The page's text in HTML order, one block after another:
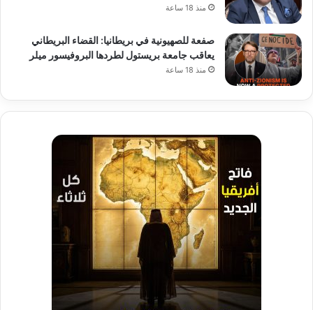
منذ 18 ساعة
صفعة للصهيونية في بريطانيا: القضاء البريطاني
يعاقب جامعة بريستول لطردها البروفيسور ميلر
منذ 18 ساعة